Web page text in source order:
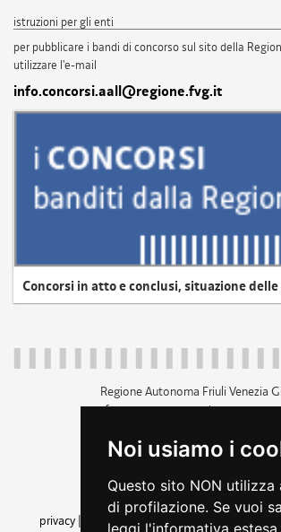
Noi usiamo i
Questo sito NON utilizza
di profilazione. Se vuoi
leggi l'informativa estesa
istruzioni per gli enti
per pubblicare i bandi di concorso sul sito della
utilizzare l'e-mail
info.concorsi.aall@regione.fvg.it
Concorsi in atto e conclusi, situazione
Regione Autonoma Friuli Venezia
c.f. 80014930327; p.iva
+39 040 3771111
amministrazione trasparente
privacy
cookie |note legali accessibilità